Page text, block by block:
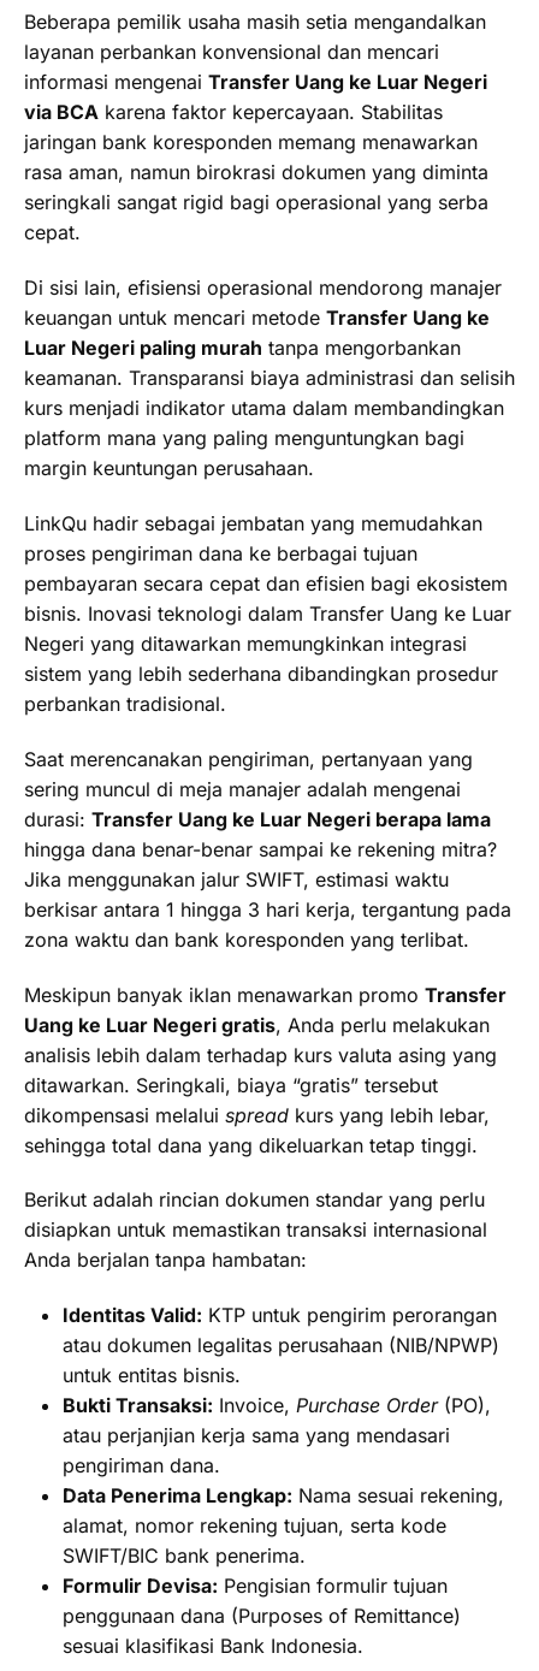
Beberapa pemilik usaha masih setia mengandalkan
layanan perbankan konvensional dan mencari
informasi mengenai Transfer Uang ke Luar Negeri
via BCA karena faktor kepercayaan. Stabilitas
jaringan bank koresponden memang menawarkan
rasa aman, namun birokrasi dokumen yang diminta
seringkali sangat rigid bagi operasional yang serba
cepat.
Di sisi lain, efisiensi operasional mendorong manajer
keuangan untuk mencari metode Transfer Uang ke
Luar Negeri paling murah tanpa mengorbankan
keamanan. Transparansi biaya administrasi dan selisih
kurs menjadi indikator utama dalam membandingkan
platform mana yang paling menguntungkan bagi
margin keuntungan perusahaan.
LinkQu hadir sebagai jembatan yang memudahkan
proses pengiriman dana ke berbagai tujuan
pembayaran secara cepat dan efisien bagi ekosistem
bisnis. Inovasi teknologi dalam Transfer Uang ke Luar
Negeri yang ditawarkan memungkinkan integrasi
sistem yang lebih sederhana dibandingkan prosedur
perbankan tradisional.
Saat merencanakan pengiriman, pertanyaan yang
sering muncul di meja manajer adalah mengenai
durasi: Transfer Uang ke Luar Negeri berapa lama
hingga dana benar-benar sampai ke rekening mitra?
Jika menggunakan jalur SWIFT, estimasi waktu
berkisar antara 1 hingga 3 hari kerja, tergantung pada
zona waktu dan bank koresponden yang terlibat.
Meskipun banyak iklan menawarkan promo Transfer
Uang ke Luar Negeri gratis, Anda perlu melakukan
analisis lebih dalam terhadap kurs valuta asing yang
ditawarkan. Seringkali, biaya “gratis” tersebut
dikompensasi melalui spread kurs yang lebih lebar,
sehingga total dana yang dikeluarkan tetap tinggi.
Berikut adalah rincian dokumen standar yang perlu
disiapkan untuk memastikan transaksi internasional
Anda berjalan tanpa hambatan:
Identitas Valid: KTP untuk pengirim perorangan
atau dokumen legalitas perusahaan (NIB/NPWP)
untuk entitas bisnis.
Bukti Transaksi: Invoice, Purchase Order(PO),
atau perjanjian kerja sama yang mendasari
pengiriman dana.
Data Penerima Lengkap: Nama sesuai rekening,
alamat, nomor rekening tujuan, serta kode
SWIFT/BIC bank penerima.
Formulir Devisa: Pengisian formulir tujuan
penggunaan dana (Purposes of Remittance)
sesuai klasifikasi Bank Indonesia.